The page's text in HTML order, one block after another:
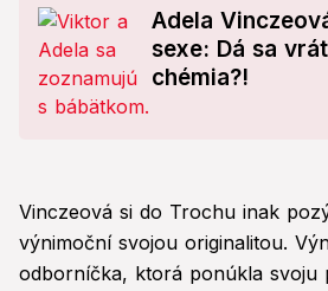
Adela
sexe: Dá sa
chémia?!
Vinczeová si do Trochu inak
výnimoční svojou originalitou.
odborníčka, ktorá ponúkla svoju